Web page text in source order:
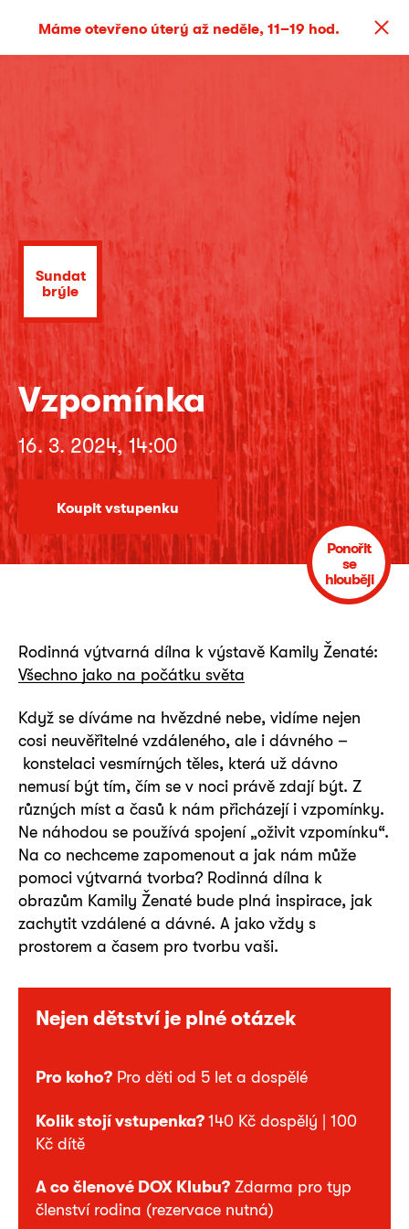
Máme otevřeno úterý až neděle, 11–19 hod.
Sundat
brýle
Vzpomínka
16. 3. 2024, 14:00
Koupit vstupenku
Ponořit
se
hlouběji
Nejen dětství je plné otázek
Pro koho? Pro děti od 5 let a dospělé
Kolik stojí vstupenka?140 Kč dospělý | 100
Kč dítě
A co členové DOX Klubu? Zdarma pro typ
členství rodina (rezervace nutná)
Rodinná výtvarná dílna k výstavě Kamily Ženaté:
Všechno jako na počátku světa
Když se díváme na hvězdné nebe, vidíme nejen
cosi neuvěřitelné vzdáleného, ale i dávného –
konstelaci vesmírných těles, která už dávno
nemusí být tím, čím se v noci právě zdají být. Z
různých míst a časů k nám přicházejí i vzpomínky.
Ne náhodou se používá spojení „oživit vzpomínku“.
Na co nechceme zapomenout a jak nám může
pomoci výtvarná tvorba? Rodinná dílna k
obrazům Kamily Ženaté bude plná inspirace, jak
zachytit vzdálené a dávné. A jako vždy s
prostorem a časem pro tvorbu vaši.